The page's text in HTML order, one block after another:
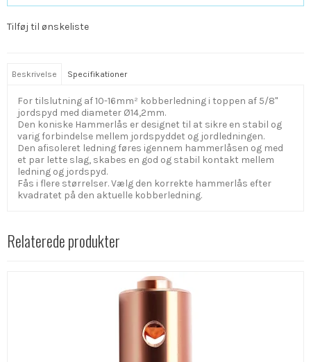
Tilføj til ønskeliste
Beskrivelse Specifikationer
For tilslutning af 10-16mm² kobberledning i toppen af 5/8"
jordspyd med diameter Ø14,2mm.
Den koniske Hammerlås er designet til at sikre en stabil og
varig forbindelse mellem jordspyddet og jordledningen.
Den afisoleret ledning føres igennem hammerlåsen og med
et par lette slag, skabes en god og stabil kontakt mellem
ledning og jordspyd.
Fås i flere størrelser. Vælg den korrekte hammerlås efter
kvadratet på den aktuelle kobberledning.
Relaterede produkter